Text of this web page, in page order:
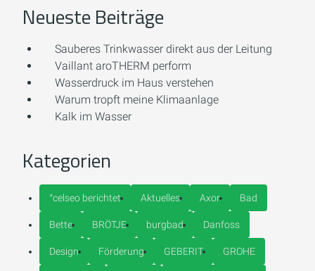
Neueste Beiträge
Sauberes Trinkwasser direkt aus der Leitung
Vaillant aroTHERM perform
Wasserdruck im Haus verstehen
Warum tropft meine Klimaanlage
Kalk im Wasser
Kategorien
°celseo berichtet Aktuelles Axor Bad
Bette BRÖTJE burgbad Danfoss
Design Förderung GEBERIT GROHE